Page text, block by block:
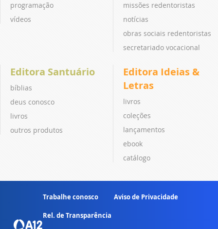
programação
vídeos
missões redentoristas
notícias
obras sociais redentoristas
secretariado vocacional
Editora Santuário
bíblias
deus conosco
livros
outros produtos
Editora Ideias &
Letras
livros
coleções
lançamentos
ebook
catálogo
Trabalhe conosco Aviso de Privacidade
Rel. de Transparência